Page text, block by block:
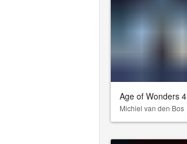
Age of Wonders 4
Michiel van den Bos